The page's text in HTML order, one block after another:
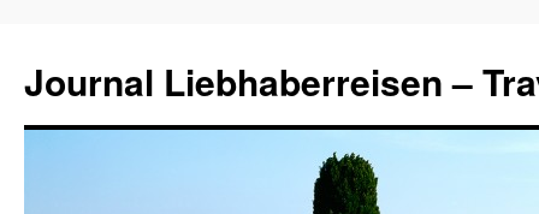
Journal Liebhaberreisen –